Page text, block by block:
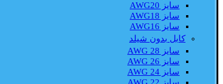
سایز AWG20
سایز AWG18
سایز AWG16
کابل بدون شیلد
سایز AWG 28
سایز AWG 26
سایز AWG 24